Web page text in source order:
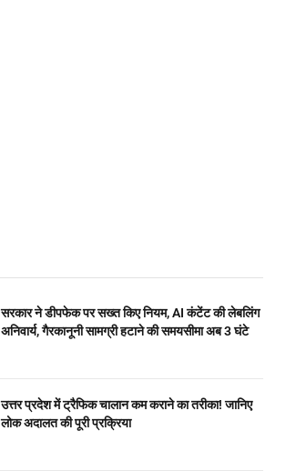
सरकार ने डीपफेक पर सख्त किए नियम, AI कंटेंट की लेबलिंग
अनिवार्य, गैरकानूनी सामग्री हटाने की समयसीमा अब 3 घंटे
उत्तर प्रदेश में ट्रैफिक चालान कम कराने का तरीका! जानिए
लोक अदालत की पूरी प्रक्रिया